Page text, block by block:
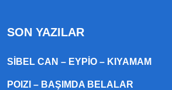
SON YAZILAR
SIBEL CAN – EYPIO – KIYAMAM
POIZI – BAŞIMDA BELALAR